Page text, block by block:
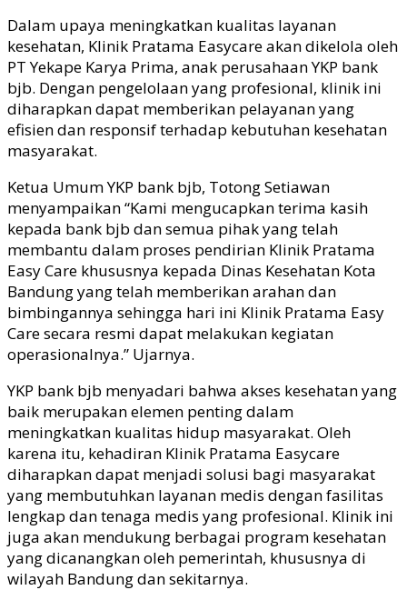
Dalam upaya meningkatkan kualitas layanan
kesehatan, Klinik Pratama Easycare akan dikelola oleh
PT Yekape Karya Prima, anak perusahaan YKP bank
bjb. Dengan pengelolaan yang profesional, klinik ini
diharapkan dapat memberikan pelayanan yang
efisien dan responsif terhadap kebutuhan kesehatan
masyarakat.
Ketua Umum YKP bank bjb, Totong Setiawan
menyampaikan“Kami mengucapkan terima kasih
kepada bank bjb dan semua pihak yang telah
membantu dalam proses pendirian Klinik Pratama
Easy Care khususnya kepada Dinas Kesehatan Kota
Bandung yang telah memberikan arahan dan
bimbingannya sehingga hari ini Klinik Pratama Easy
Care secara resmi dapat melakukan kegiatan
operasionalnya.” Ujarnya.
YKP bank bjb menyadari bahwa akses kesehatan yang
baik merupakan elemen penting dalam
meningkatkan kualitas hidup masyarakat. Oleh
karena itu, kehadiran Klinik Pratama Easycare
diharapkan dapat menjadi solusi bagi masyarakat
yang membutuhkan layanan medis dengan fasilitas
lengkap dan tenaga medis yang profesional. Klinik ini
juga akan mendukung berbagai program kesehatan
yang dicanangkan oleh pemerintah, khususnya di
wilayah Bandung dan sekitarnya.